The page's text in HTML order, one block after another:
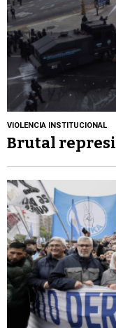
VIOLENCIA INSTITUCIONAL
Brutal